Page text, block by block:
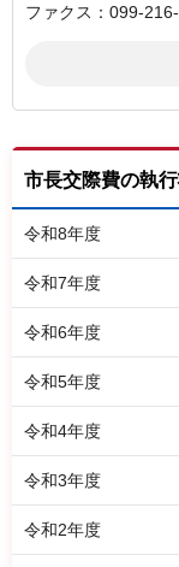
ファクス：099-
市長交際費の執
令和8年度
令和7年度
令和6年度
令和5年度
令和4年度
令和3年度
令和2年度